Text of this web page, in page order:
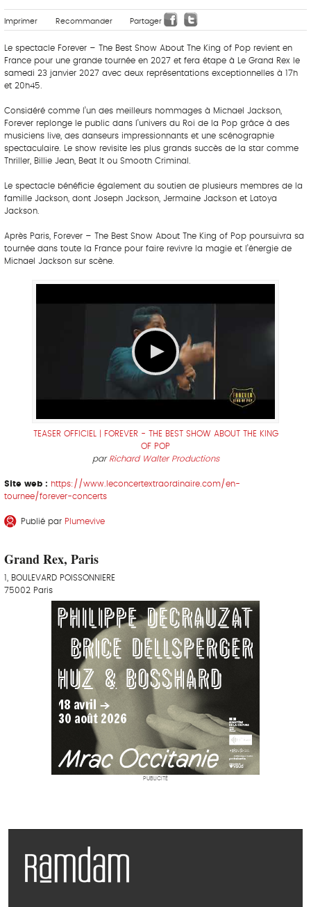
Imprimer Recommander Partager
Le spectacle Forever – The Best Show About The King of Pop revient en
France pour une grande tournée en 2027 et fera étape à Le Grand Rex le
samedi 23 janvier 2027 avec deux représentations exceptionnelles à 17h
et 20h45.
Considéré comme l’un des meilleurs hommages à Michael Jackson,
Forever replonge le public dans l’univers du Roi de la Pop grâce à des
musiciens live, des danseurs impressionnants et une scénographie
spectaculaire. Le show revisite les plus grands succès de la star comme
Thriller, Billie Jean, Beat It ou Smooth Criminal.
Le spectacle bénéficie également du soutien de plusieurs membres de la
famille Jackson, dont Joseph Jackson, Jermaine Jackson et Latoya
Jackson.
Après Paris, Forever – The Best Show About The King of Pop poursuivra sa
tournée dans toute la France pour faire revivre la magie et l’énergie de
Michael Jackson sur scène.
TEASER OFFICIEL | FOREVER - THE BEST SHOW ABOUT THE KING
OF POP
par Richard Walter Productions
Site web : https://www.leconcertextraordinaire.com/en-
tournee/forever-concerts
Publié par Plumevive
Grand Rex, Paris
1, BOULEVARD POISSONNIERE
75002 Paris
PUBLICITÉ